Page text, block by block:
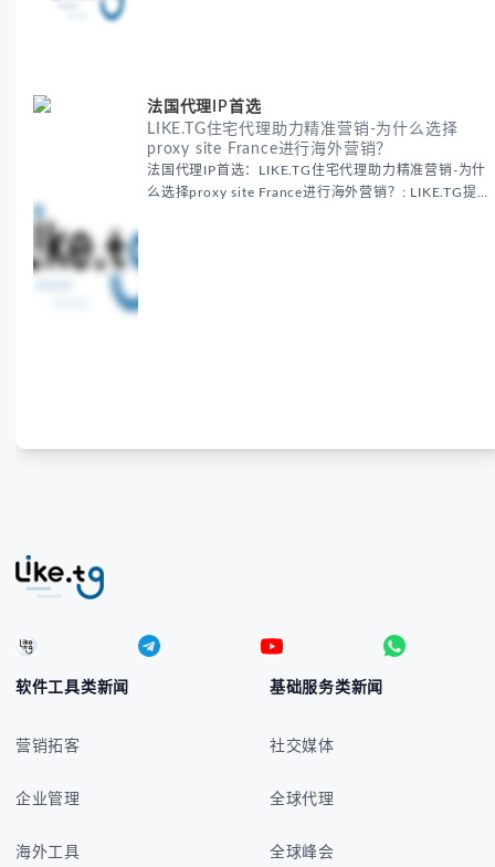
法国代理IP首选
LIKE.TG住宅代理助力精准营销-为什么选择
proxy site France进行海外营销？
法国代理IP首选：LIKE.TG住宅代理助力精准营销-为什
么选择proxy site France进行海外营销？: LIKE.TG提
软件工具类新闻
营销拓客
企业管理
海外工具
基础服务类新闻
社交媒体
全球代理
全球峰会